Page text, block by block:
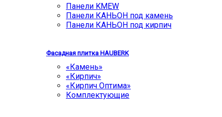
Панели KMEW
Панели КАНЬОН под камень
Панели КАНЬОН под кирпич
Фасадная плитка HAUBERK
«Камень»
«Кирпич»
«Кирпич Оптима»
Комплектующие